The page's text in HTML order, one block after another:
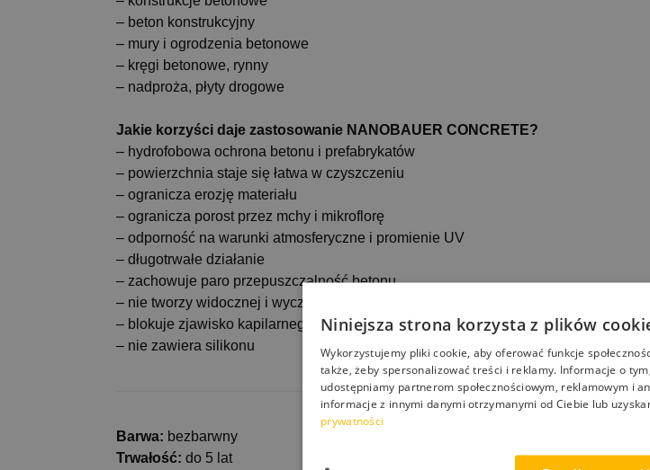
– beton konstrukcyjny
– mury i ogrodzenia betonowe
– kręgi betonowe, rynny
– nadproża, płyty drogowe
Jakie korzyści daje zastosowanie NANOBAUER CONCRETE?
– hydrofobowa ochrona betonu i prefabrykatów
– powierzchnia staje się łatwa w czyszczeniu
– ogranicza erozję materiału
– ogranicza porost przez mchy i mikroflorę
– odporność na warunki atmosferyczne i promienie UV
– długotrwałe działanie
– zachowuje paro przepuszczalność betonu
– nie tworzy widocznej i wyczuwalnej powłoki
– blokuje zjawisko kapilarnego podciągania wilgoci
– nie zawiera silikonu
Barwa: bezbarwny
Trwałość: do 5 lat
Niniejsza strona korzysta z plików
Wykorzystujemy pliki cookie, aby oferować funkcje
także, żeby spersonalizować treści i reklamy. Informacje o
udostępniamy partnerom społecznościowym, reklamowym i
informacje z innymi danymi otrzymanymi od Ciebie lub
prywatności